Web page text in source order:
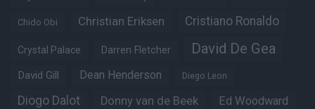
Chido Obi Christian Eriksen Cristiano Ronaldo
Crystal Palace Darren Fletcher David De Gea
David Gill Dean Henderson Diego Leon
Diogo Dalot Donny van de Beek Ed Woodward